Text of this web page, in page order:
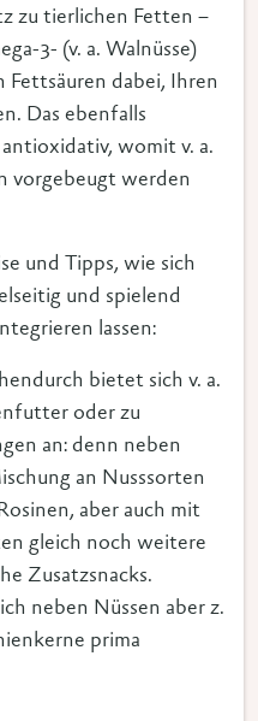
zu tierlichen Fetten –
3- (v. a. Walnüsse)
dabei, Ihren
Das ebenfalls
womit v. a.
vorgebeugt werden
und Tipps, wie sich
und spielend
lassen:
bietet sich v. a.
oder zu
an: denn neben
an Nusssorten
aber auch mit
gleich noch weitere
Zusatzsnacks.
neben Nüssen aber z.
prima